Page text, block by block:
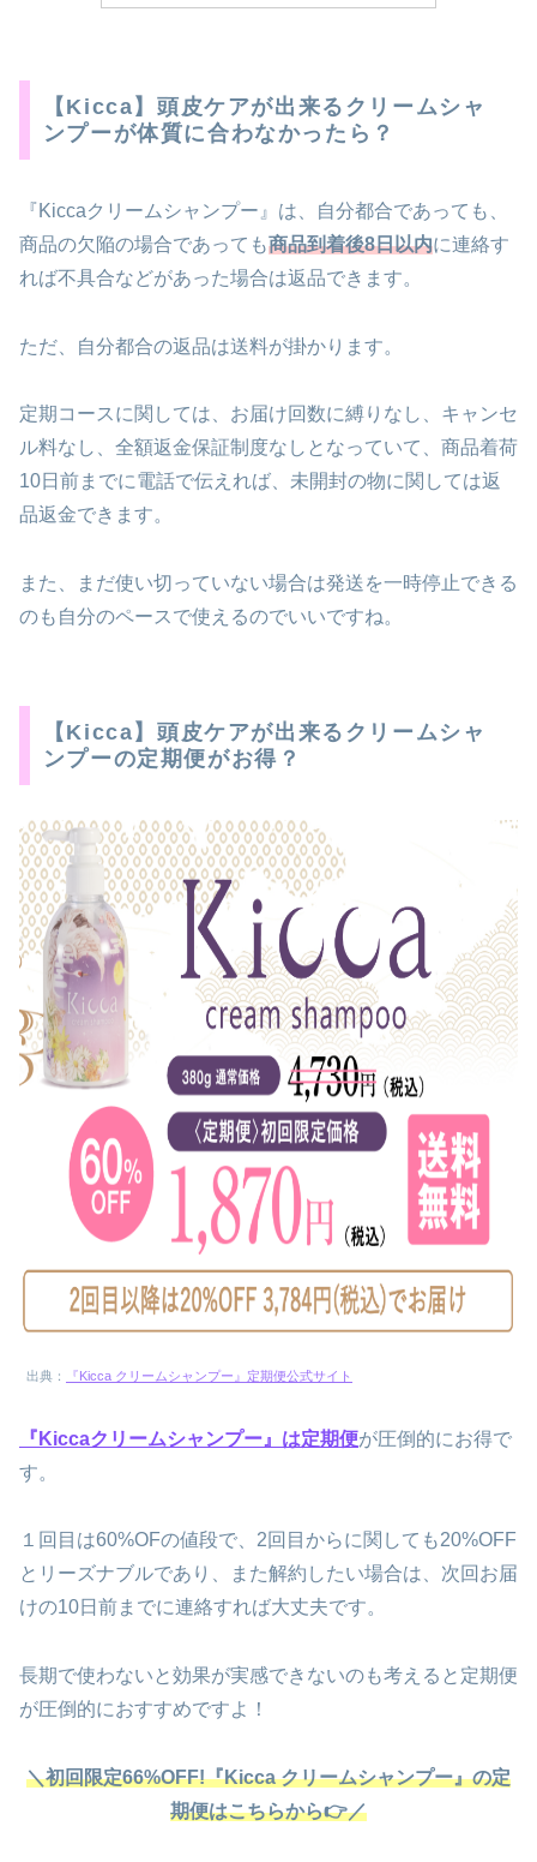
【Kicca】頭皮ケアが出来るクリームシャ
ンプーが体質に合わなかったら？
『Kiccaクリームシャンプー』は、自分都合であっても、
商品の欠陥の場合であっても商品到着後8日以内に連絡す
れば不具合などがあった場合は返品できます。
ただ、自分都合の返品は送料が掛かります。
定期コースに関しては、お届け回数に縛りなし、キャンセ
ル料なし、全額返金保証制度なしとなっていて、商品着荷
10日前までに電話で伝えれば、未開封の物に関しては返
品返金できます。
また、まだ使い切っていない場合は発送を一時停止できる
のも自分のペースで使えるのでいいですね。
【Kicca】頭皮ケアが出来るクリームシャ
ンプーの定期便がお得？
出典： 『Kicca クリームシャンプー』定期便公式サイト
『Kiccaクリームシャンプー』は定期便が圧倒的にお得で
す。
１回目は60%OFの値段で、2回目からに関しても20%OFF
とリーズナブルであり、また解約したい場合は、次回お届
けの10日前までに連絡すれば大丈夫です。
長期で使わないと効果が実感できないのも考えると定期便
が圧倒的におすすめですよ！
＼初回限定66%OFF!『Kicca クリームシャンプー』の定
期便はこちらから👉／